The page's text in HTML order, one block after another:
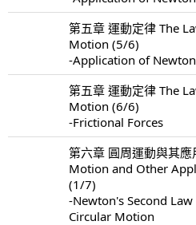
第五章 運動定律 The
Motion (5/6)
-Application of
第五章 運動定律 The
Motion (6/6)
-Frictional Forces
第六章 圓周運動與其
Motion and Other
(1/7)
-Newton's Second
Circular Motion